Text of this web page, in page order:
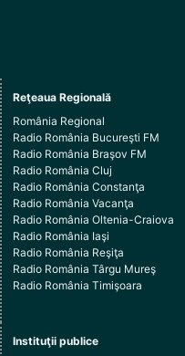
Reţeaua Regională
România Regional
Radio România Bucureşti FM
Radio România Braşov FM
Radio România Cluj
Radio România Constanţa
Radio România Vacanţa
Radio România Oltenia-Craiova
Radio România Iaşi
Radio România Reşiţa
Radio România Târgu Mureş
Radio România Timişoara
Instituţii publice